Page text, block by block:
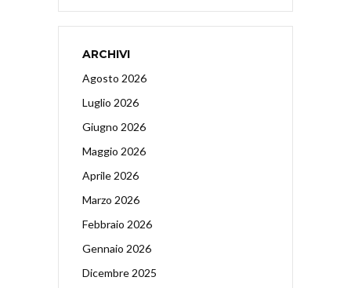
ARCHIVI
Agosto 2026
Luglio 2026
Giugno 2026
Maggio 2026
Aprile 2026
Marzo 2026
Febbraio 2026
Gennaio 2026
Dicembre 2025